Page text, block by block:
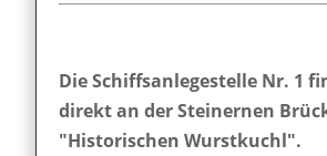
Die Schiffsanlegestelle Nr. 1
direkt an der Steinernen
"Historischen Wurstkuchl".